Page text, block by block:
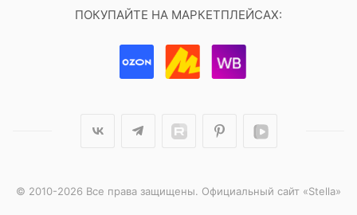
ПОКУПАЙТЕ НА МАРКЕТПЛЕЙСАХ:
© 2010-2026 Все права защищены. Официальный сайт «Stella»